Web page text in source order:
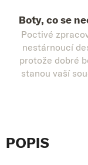
Boty, co se
Poctivé
nestárnoucí
protože dobré
stanou vaší
POPIS